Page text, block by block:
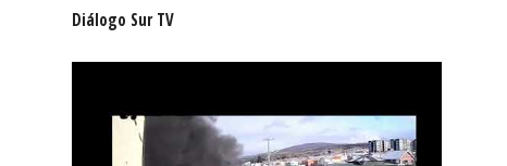
Diálogo Sur TV